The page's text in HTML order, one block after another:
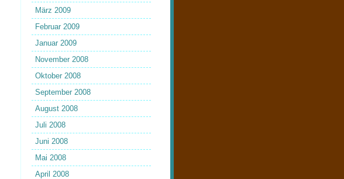
März 2009
Februar 2009
Januar 2009
November 2008
Oktober 2008
September 2008
August 2008
Juli 2008
Juni 2008
Mai 2008
April 2008